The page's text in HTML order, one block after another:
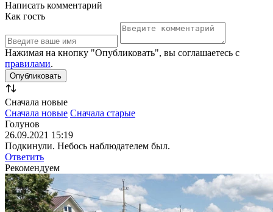
Написать комментарий
Как гость
Нажимая на кнопку "Опубликовать", вы соглашаетесь с
правилами.
Сначала новые
Сначала новые Сначала старые
Голунов
26.09.2021 15:19
Подкинули. Небось наблюдателем был.
Ответить
Рекомендуем